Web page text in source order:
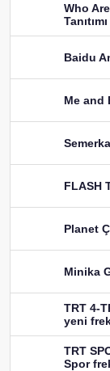
Who
Tanıtımı
Baidu
Me and
FLASH
Planet
Minika
TRT 4-
yeni
TRT
Spor